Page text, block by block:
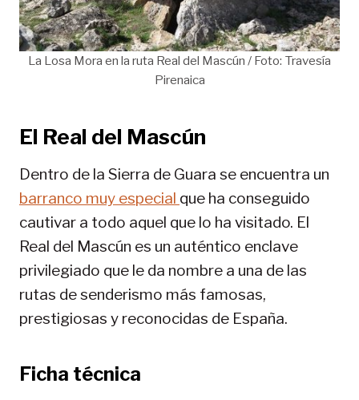
La Losa Mora en la ruta Real del Mascún / Foto: Travesía
Pirenaica
El Real del Mascún
Dentro de la Sierra de Guara se encuentra un
barranco muy especial que ha conseguido
cautivar a todo aquel que lo ha visitado. El
Real del Mascún es un auténtico enclave
privilegiado que le da nombre a una de las
rutas de senderismo más famosas,
prestigiosas y reconocidas de España.
Ficha técnica